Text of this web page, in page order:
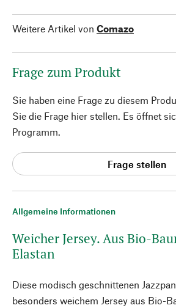
Allgemeine Informationen
Weicher Jersey. Aus Bio-
Elastan
Diese modisch geschnittenen
besonders weichem Jersey aus Bio-
Weitere Artikel von Comazo
Frage zum Produkt
Sie haben eine Frage zu diesem
Sie die Frage hier stellen. Es öffnet
Programm.
Frage stellen